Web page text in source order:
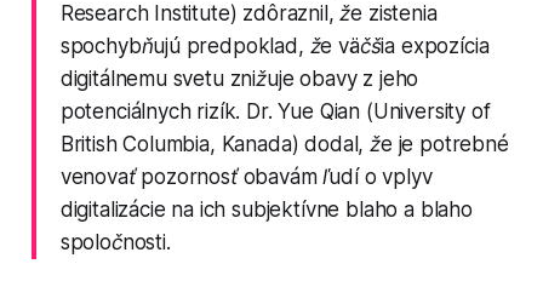
Research Institute) zdôraznil, že zistenia
spochybňujú predpoklad, že väčšia expozícia
digitálnemu svetu znižuje obavy z jeho
potenciálnych rizík. Dr. Yue Qian (University of
British Columbia, Kanada) dodal, že je potrebné
venovať pozornosť obavám ľudí o vplyv
digitalizácie na ich subjektívne blaho a blaho
spoločnosti.